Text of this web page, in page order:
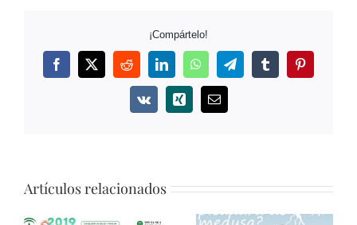
¡Compártelo!
FacebookTwitterRedditLinkedInWhatsAppTelegramTumblrPinterest
Vk Xing
Correo
Artículos relacionados